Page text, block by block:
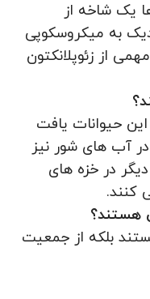
یک شاخه از
به میکروسکوپی
از زئوپلانکتون
حیوانات یافت
آب های شور نیز
در خزه های
کنند.
هستند؟
بلکه از جمعیت